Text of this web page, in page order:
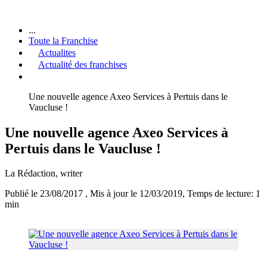
...
Toute la Franchise
Actualites
Actualité des franchises
Une nouvelle agence Axeo Services à Pertuis dans le
Vaucluse !
Une nouvelle agence Axeo Services à
Pertuis dans le Vaucluse !
La Rédaction, writer
Publié le 23/08/2017 , Mis à jour le 12/03/2019, Temps de lecture: 1
min